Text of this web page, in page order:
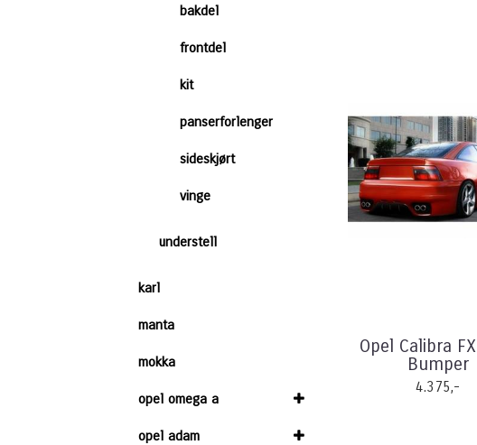
bakdel
frontdel
kit
panserforlenger
sideskjørt
vinge
understell
karl
manta
mokka
opel omega a
opel adam
Opel Calibra
Bumper
4.375,-